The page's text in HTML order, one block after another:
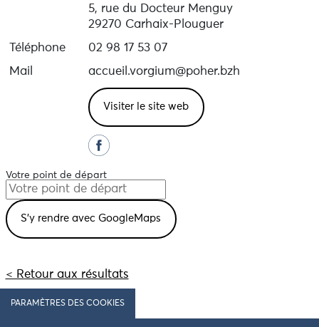
5, rue du Docteur Menguy
29270 Carhaix-Plouguer
Téléphone
02 98 17 53 07
Mail
accueil.vorgium@poher.bzh
Visiter le site web
Votre point de départ
< Retour aux résultats
PARAMÈTRES DES COOKIES